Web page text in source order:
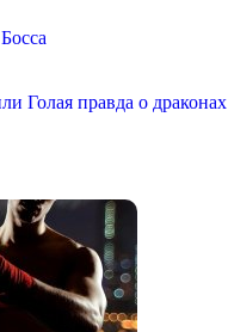
Голая правда о драконах